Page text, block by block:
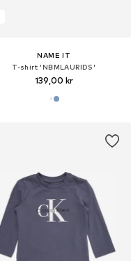
NAME IT
T-shirt 'NBMLAURIDS'
139,00 kr